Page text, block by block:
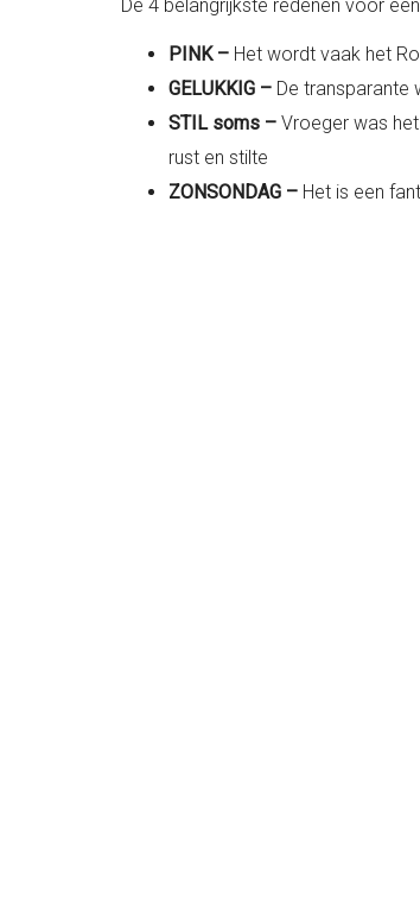
De 4 belangrijkste redenen voor
PINK – Het wordt vaak het
GELUKKIG – De transparante
STIL soms – Vroeger was
rust en stilte
ZONSONDAG – Het is een